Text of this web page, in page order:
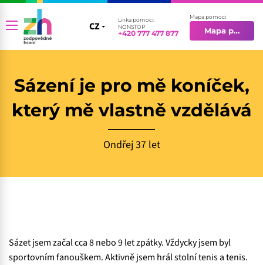
CZ
CZ
Linka pomoci:
NONSTOP
+420 777 477 877
Mapa pomoci
Mapa pomoci
Sázení je pro mě koníček,
který mě vlastně vzdělává
Ondřej 37 let
Sázet jsem začal cca 8 nebo 9 let zpátky. Vždycky jsem byl
sportovním fanouškem. Aktivně jsem hrál stolní tenis a tenis.